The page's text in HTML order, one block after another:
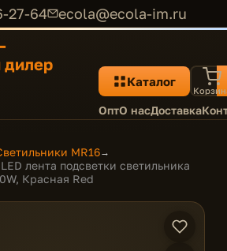
27-64 ecola@ecola-im.ru
Каталог
ОптО насДоставка
MR16→
лента подсветки светильника
Красная Red